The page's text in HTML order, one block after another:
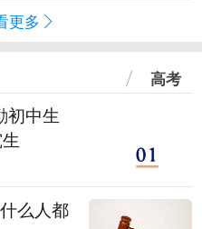
更多
高考
初中生
么人都